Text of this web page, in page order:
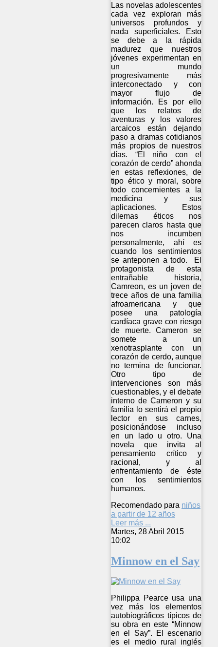
Las novelas adolescentes
cada vez exploran más
universos profundos y
nada superficiales. Esto
se debe a la rápida
madurez que nuestros
jóvenes experimentan en
un mundo
progresivamente más
interconectado y con
mayor flujo de
información. Es por ello
que los relatos de
aventuras y los valores
arcaicos están dejando
paso a dramas cotidianos
más propios de nuestros
días. “El niño con el
corazón de cerdo” ahonda
en estas reflexiones, de
tipo ético y moral, sobre
todo concernientes a la
medicina y sus
aplicaciones. Estos
dilemas éticos nos
parecen claros hasta que
nos incumben
personalmente, ahí es
cuando los sentimientos
se anteponen a todo. El
protagonista de esta
entrañable historia,
Camreon, es un joven de
trece años de una familia
afroamericana y que
posee una patología
cardíaca grave con riesgo
de muerte. Cameron se
somete a un
xenotrasplante con un
corazón de cerdo, aunque
no termina de funcionar.
Otro tipo de
intervenciones son más
cuestionables, y el debate
interno de Cameron y su
familia lo sentirá el propio
lector en sus carnes,
posicionándose incluso
en un lado u otro. Una
novela que invita al
pensamiento crítico y
racional, y al
enfrentamiento de éste
con los sentimientos
humanos.
Recomendado para niños
a partir de 12 años
Leer más ...
Martes, 28 Abril 2015
10:02
Minnow en el Say
Philippa Pearce usa una
vez más los elementos
autobiográficos típicos de
su obra en este “Minnow
en el Say”. El escenario
es el medio rural inglés